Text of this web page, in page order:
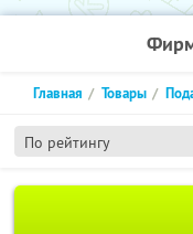
По рейтингу
Главная Товары